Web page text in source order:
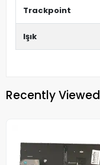
Trackpoint
Işık
Recently Viewed